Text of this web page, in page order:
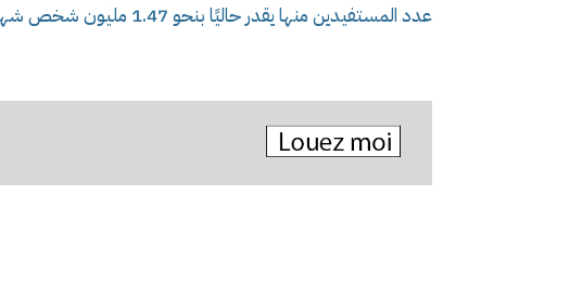
عدد المستفيدين منها يقدر حاليًا بنحو 1.47 مليون شخص شهريًا.